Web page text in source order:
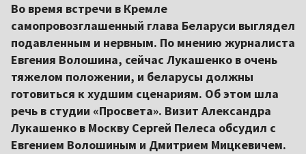
Во время встречи в Кремле
самопровозглашенный глава Беларуси выглядел
подавленным и нервным. По мнению журналиста
Евгения Волошина, сейчас Лукашенко в очень
тяжелом положении, и беларусы должны
готовиться к худшим сценариям. Об этом шла
речь в студии «Просвета». Визит Александра
Лукашенко в Москву Сергей Пелеса обсудил с
Евгением Волошиным и Дмитрием Мицкевичем.